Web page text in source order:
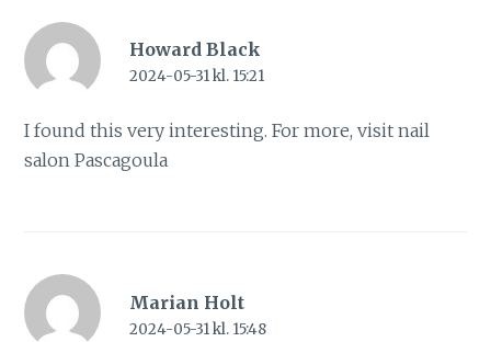
Howard Black
2024-05-31 kl. 15:21
I found this very interesting. For more, visitnail
salon Pascagoula
Marian Holt
2024-05-31 kl. 15:48